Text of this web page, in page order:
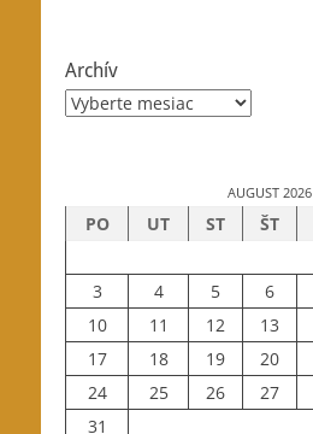
Archív
Archív
AUGUST 2026
PO UT ST ŠT
3
4 5 6
10
11 12 13
17
18 19 20
24
25 26 27
31